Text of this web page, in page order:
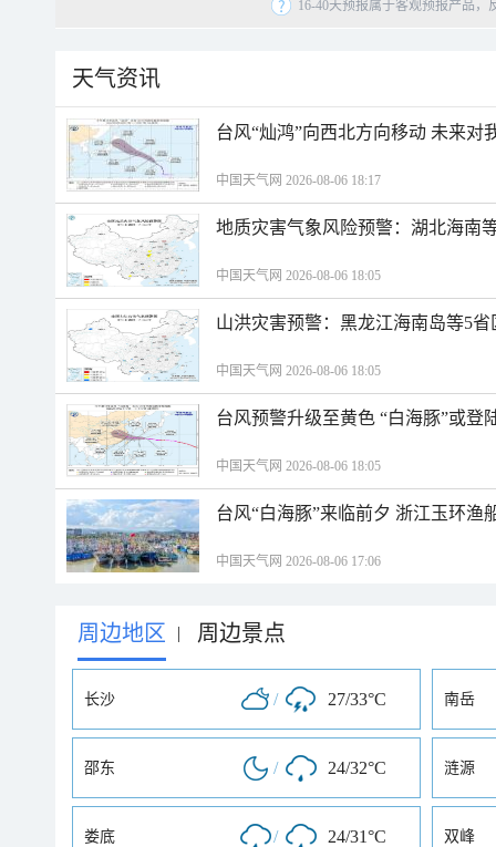
16-40天预报属于客观预报产品
天气资讯
台风“灿鸿”向西北方向移动 未来对
中国天气网 2026-08-06 18:17
地质灾害气象风险预警：湖北海南
中国天气网 2026-08-06 18:05
山洪灾害预警：黑龙江海南岛等5
中国天气网 2026-08-06 18:05
台风预警升级至黄色 “白海豚”或登
中国天气网 2026-08-06 18:05
台风“白海豚”来临前夕 浙江玉环渔
中国天气网 2026-08-06 17:06
周边地区 | 周边景点
长沙 / 27/33°C 南岳
邵东 / 24/32°C 涟源
娄底 / 24/31°C 双峰